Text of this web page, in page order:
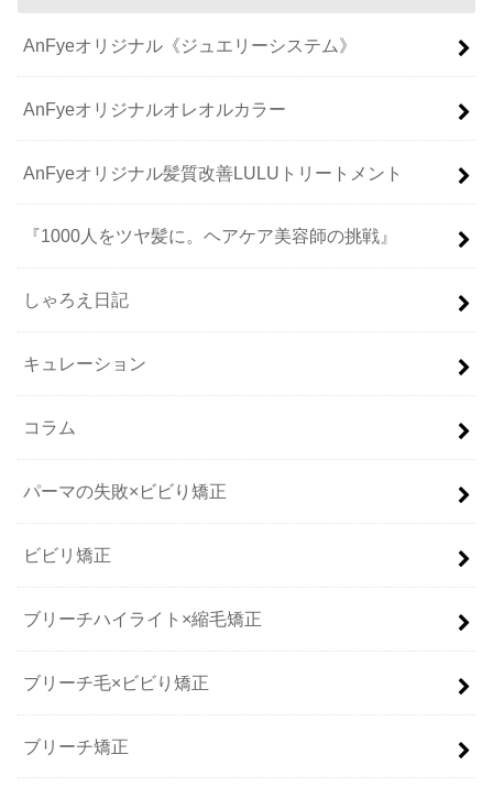
AnFyeオリジナル《ジュエリーシステム》
AnFyeオリジナルオレオルカラー
AnFyeオリジナル髪質改善LULUトリートメント
『1000人をツヤ髪に。ヘアケア美容師の挑戦』
しゃろえ日記
キュレーション
コラム
パーマの失敗×ビビり矯正
ビビリ矯正
ブリーチハイライト×縮毛矯正
ブリーチ毛×ビビり矯正
ブリーチ矯正